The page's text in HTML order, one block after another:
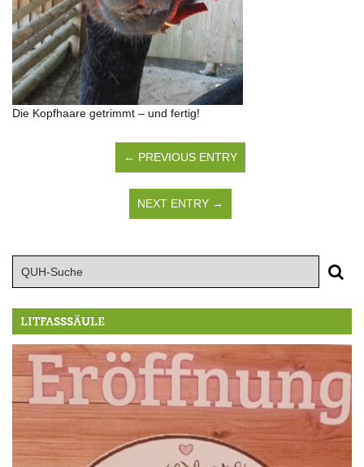
Die Kopfhaare getrimmt – und fertig!
← PREVIOUS ENTRY
NEXT ENTRY →
LITFASSSÄULE